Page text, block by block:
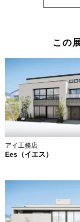
この
アイ工務店
Ees（イエス）